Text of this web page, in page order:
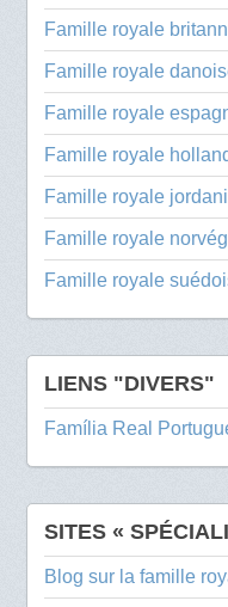
Famille royale
Famille royale
Famille royale
Famille royale
Famille royale
Famille royale
Famille royale
LIENS "DIVERS"
Família Real
SITES «
Blog sur la famille